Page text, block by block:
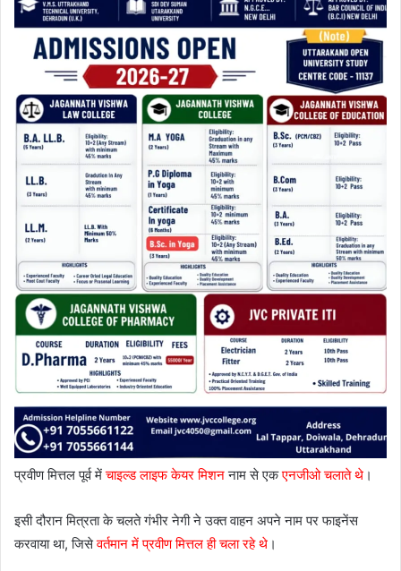
प्रवीण मित्तल पूर्व मेंचाइल्ड लाइफ केयर मिशननाम से एकएनजीओ चलाते थे ।
इसी दौरान मित्रता के चलते गंभीर नेगी ने उक्त वाहन अपने नाम पर फाइनेंस
करवाया था, जिसेवर्तमान में प्रवीण मित्तल ही चला रहे थे ।